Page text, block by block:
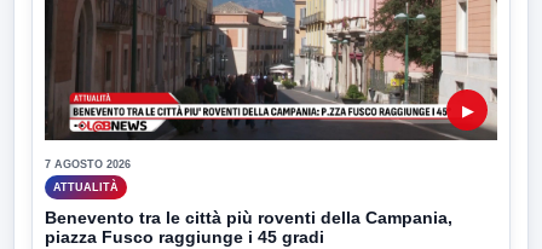
▶
7 AGOSTO 2026
ATTUALITÀ
Benevento tra le città più roventi della Campania,
piazza Fusco raggiunge i 45 gradi